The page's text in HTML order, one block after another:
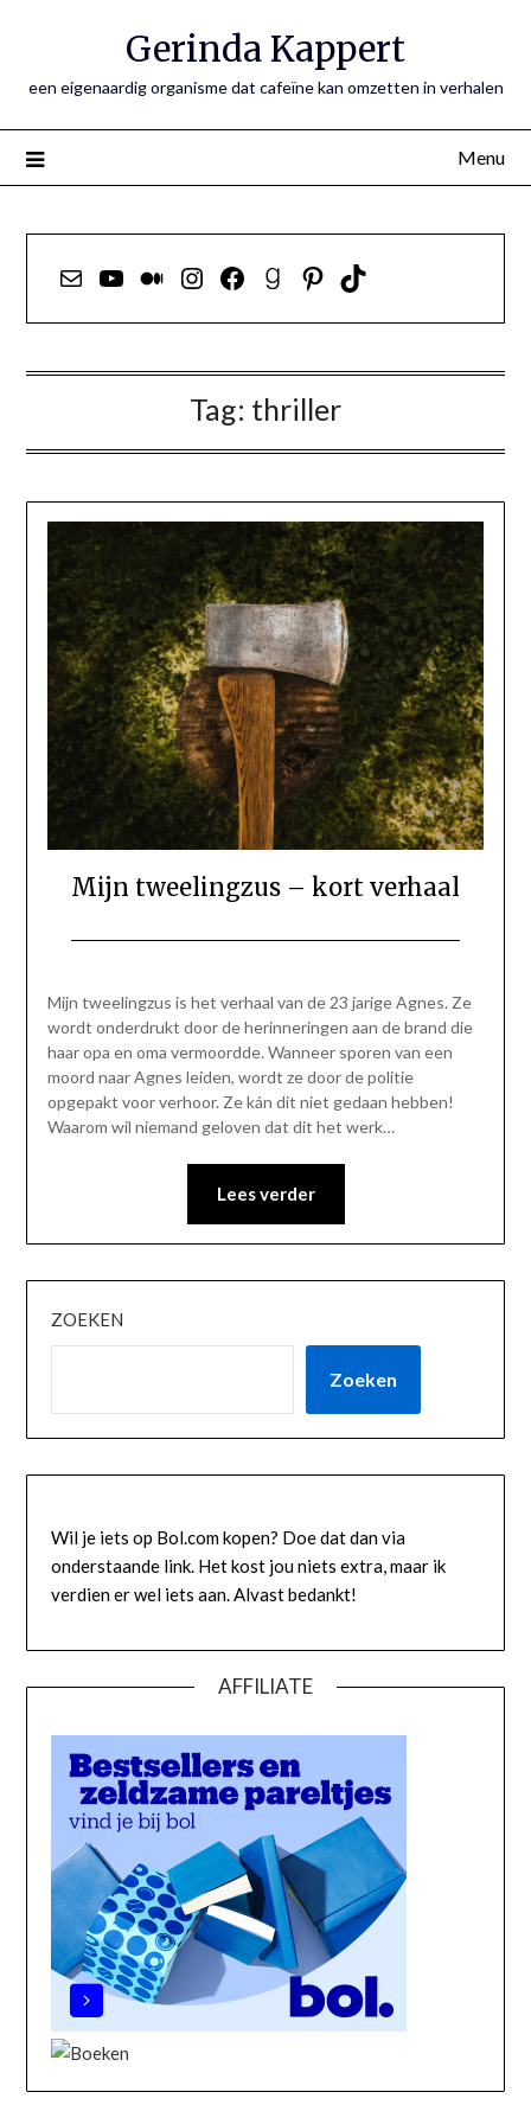
Gerinda Kappert
een eigenaardig organisme dat cafeïne kan omzetten in verhalen
Menu
E-mailYouTube
Medium
Instagram
Facebook
Goodreads
Pinterest
TikTok
Tag: thriller
Mijn tweelingzus – kort verhaal
19
januari
2022
Mijn tweelingzus is het verhaal van de 23 jarige Agnes. Ze
wordt onderdrukt door de herinneringen aan de brand die
haar opa en oma vermoordde. Wanneer sporen van een
moord naar Agnes leiden, wordt ze door de politie
opgepakt voor verhoor. Ze kán dit niet gedaan hebben!
Waarom wil niemand geloven dat dit het werk…
Lees verder
ZOEKEN
Zoeken
Wil je iets op Bol.com kopen? Doe dat dan via
onderstaande link. Het kost jou niets extra, maar ik
verdien er wel iets aan. Alvast bedankt!
AFFILIATE